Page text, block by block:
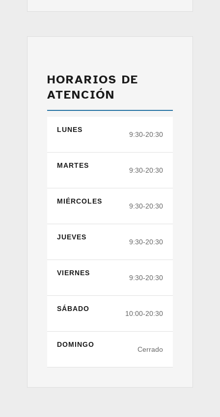
HORARIOS DE
ATENCIÓN
LUNES
9:30-20:30
MARTES
9:30-20:30
MIÉRCOLES
9:30-20:30
JUEVES
9:30-20:30
VIERNES
9:30-20:30
SÁBADO
10:00-20:30
DOMINGO
Cerrado